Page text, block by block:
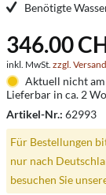
Benötigte
346.00
inkl. MwSt. zzgl.
Aktuell nicht am
Lieferbar in ca. 2
Artikel-Nr.: 62993
Für Bestellungen
nur nach
besuchen Sie